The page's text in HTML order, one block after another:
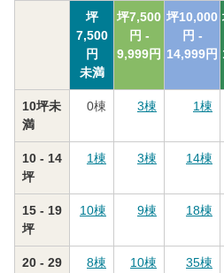
坪
7,500
円
未満
坪7,500
円 -
9,999円
坪10,000
円 -
14,999円
10坪未
満
0棟 3棟 1棟
10 - 14
坪
1棟 3棟 14棟
15 - 19
坪
10棟 9棟 18棟
20 - 29
8棟 10棟 35棟